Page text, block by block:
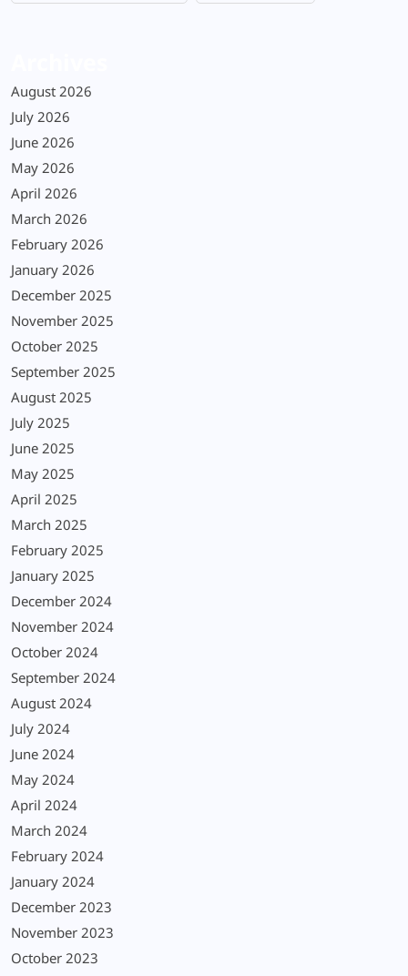
August 2026
July 2026
June 2026
May 2026
April 2026
March 2026
February 2026
January 2026
December 2025
November 2025
October 2025
September 2025
August 2025
July 2025
June 2025
May 2025
April 2025
March 2025
February 2025
January 2025
December 2024
November 2024
October 2024
September 2024
August 2024
July 2024
June 2024
May 2024
April 2024
March 2024
February 2024
January 2024
December 2023
November 2023
October 2023